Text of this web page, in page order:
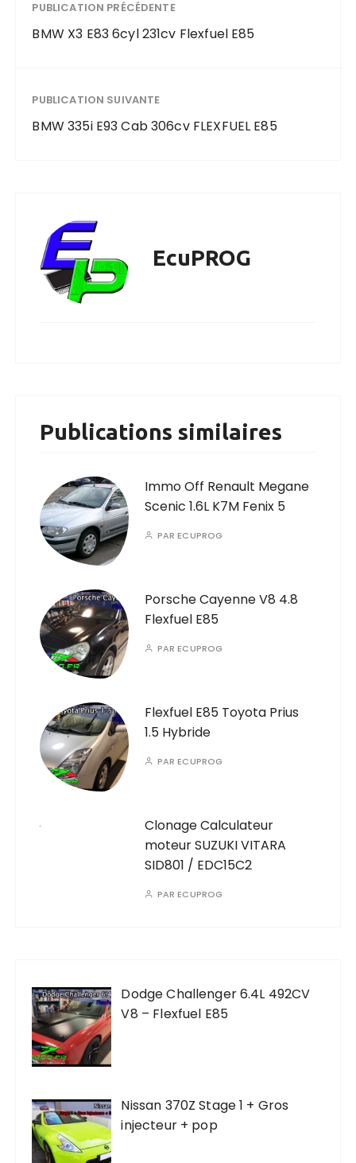
PUBLICATION PRÉCÉDENTE
BMW X3 E83 6cyl 231cv Flexfuel E85
PUBLICATION SUIVANTE
BMW 335i E93 Cab 306cv FLEXFUEL E85
EcuPROG
Publications similaires
Immo Off Renault Megane
Scenic 1.6L K7M Fenix 5
PARECUPROG
Porsche Cayenne V8 4.8
Flexfuel E85
PARECUPROG
Flexfuel E85 Toyota Prius
1.5 Hybride
PARECUPROG
Clonage Calculateur
moteur SUZUKI VITARA
SID801 / EDC15C2
PARECUPROG
Dodge Challenger 6.4L 492CV
V8 – Flexfuel E85
Nissan 370Z Stage 1 + Gros
injecteur + pop